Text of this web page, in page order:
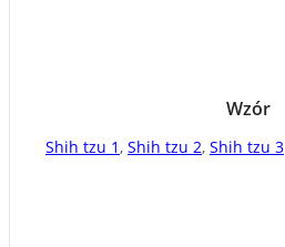
Wzór
Shih tzu 1, Shih tzu 2, Shih tzu 3